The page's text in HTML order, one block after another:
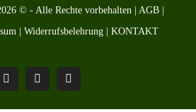
© - Alle Rechte vorbehalten | AGB
Widerrufsbelehrung KONTAKT
PinterestFacebookInstagram